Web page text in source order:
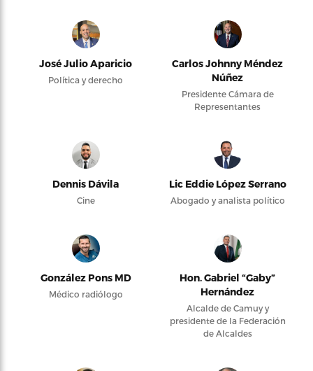
José Julio Aparicio
Política y derecho
Carlos Johnny Méndez
Núñez
Presidente Cámara de
Representantes
Dennis Dávila
Cine
Lic Eddie López Serrano
Abogado y analista político
González Pons MD
Médico radiólogo
Hon. Gabriel “Gaby”
Hernández
Alcalde de Camuy y
presidente de la Federación
de Alcaldes